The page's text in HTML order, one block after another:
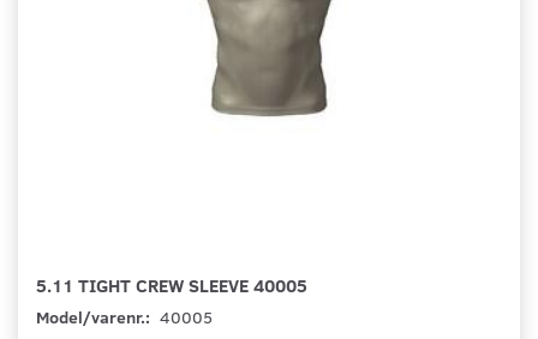
5.11 TIGHT CREW SLEEVE 40005
Model/varenr.: 40005